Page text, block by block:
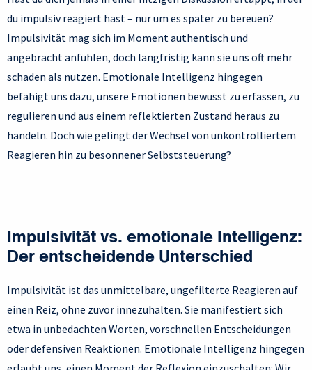
du impulsiv reagiert hast – nur um es später zu bereuen?
Impulsivität mag sich im Moment authentisch und
angebracht anfühlen, doch langfristig kann sie uns oft mehr
schaden als nutzen. Emotionale Intelligenz hingegen
befähigt uns dazu, unsere Emotionen bewusst zu erfassen, zu
regulieren und aus einem reflektierten Zustand heraus zu
handeln. Doch wie gelingt der Wechsel von unkontrolliertem
Reagieren hin zu besonnener Selbststeuerung?
Impulsivität vs. emotionale Intelligenz:
Der entscheidende Unterschied
Impulsivität ist das unmittelbare, ungefilterte Reagieren auf
einen Reiz, ohne zuvor innezuhalten. Sie manifestiert sich
etwa in unbedachten Worten, vorschnellen Entscheidungen
oder defensiven Reaktionen. Emotionale Intelligenz hingegen